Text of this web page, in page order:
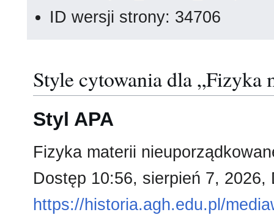
ID wersji strony: 34706
Style cytowania dla „Fizyka
Styl APA
Fizyka materii
Dostęp 10:56, sierpień 7,
https://historia.agh.edu.pl/